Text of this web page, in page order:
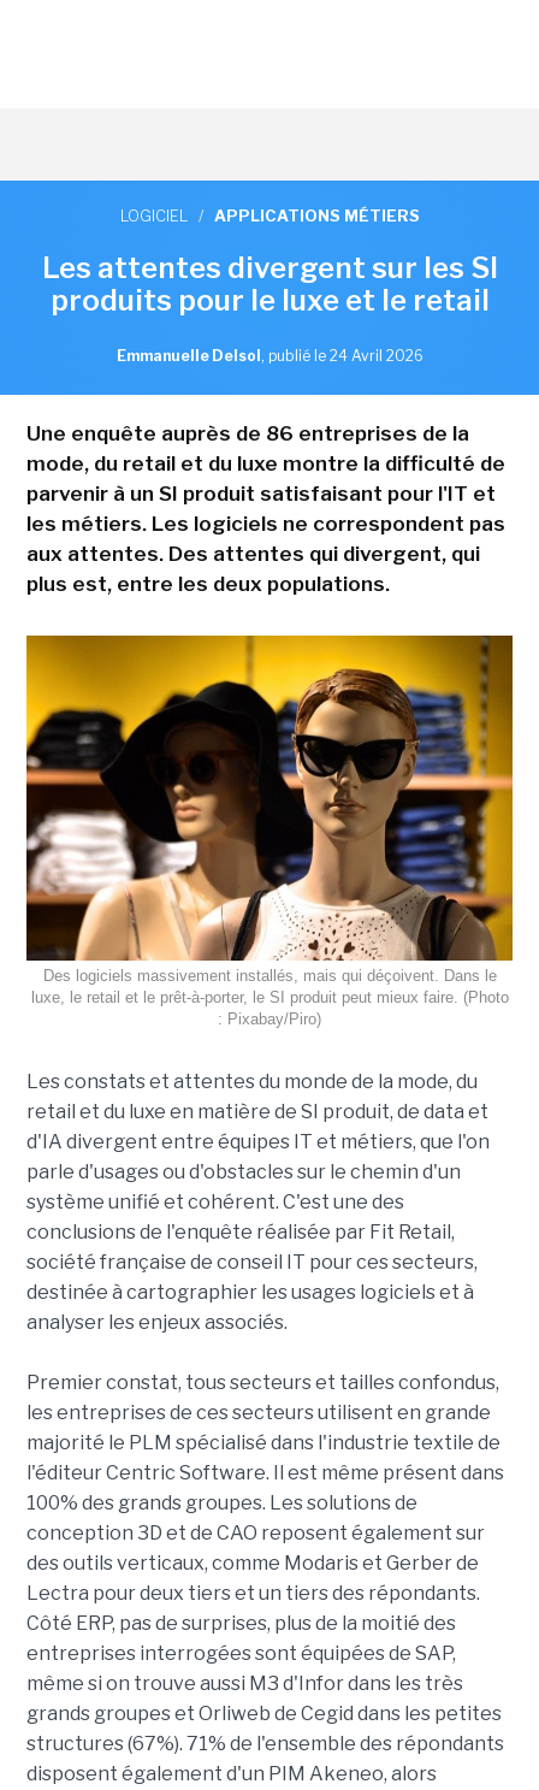
LOGICIEL / APPLICATIONS MÉTIERS
Les attentes divergent sur les SI
produits pour le luxe et le retail
Emmanuelle Delsol , publié le 24 Avril 2026
Une enquête auprès de 86 entreprises de la
mode, du retail et du luxe montre la difficulté de
parvenir à un SI produit satisfaisant pour l'IT et
les métiers. Les logiciels ne correspondent pas
aux attentes. Des attentes qui divergent, qui
plus est, entre les deux populations.
Des logiciels massivement installés, mais qui déçoivent. Dans le
luxe, le retail et le prêt-à-porter, le SI produit peut mieux faire. (Photo
: Pixabay/Piro)
Les constats et attentes du monde de la mode, du
retail et du luxe en matière de SI produit, de data et
d'IA divergent entre équipes IT et métiers, que l'on
parle d'usages ou d'obstacles sur le chemin d'un
système unifié et cohérent. C'est une des
conclusions de l'enquête réalisée par Fit Retail,
société française de conseil IT pour ces secteurs,
destinée à cartographier les usages logiciels et à
analyser les enjeux associés.
Premier constat, tous secteurs et tailles confondus,
les entreprises de ces secteurs utilisent en grande
majorité le PLM spécialisé dans l'industrie textile de
l'éditeur Centric Software. Il est même présent dans
100% des grands groupes. Les solutions de
conception 3D et de CAO reposent également sur
des outils verticaux, comme Modaris et Gerber de
Lectra pour deux tiers et un tiers des répondants.
Côté ERP, pas de surprises, plus de la moitié des
entreprises interrogées sont équipées de SAP,
même si on trouve aussi M3 d'Infor dans les très
grands groupes et Orliweb de Cegid dans les petites
structures (67%). 71% de l'ensemble des répondants
disposent également d'un PIM Akeneo, alors